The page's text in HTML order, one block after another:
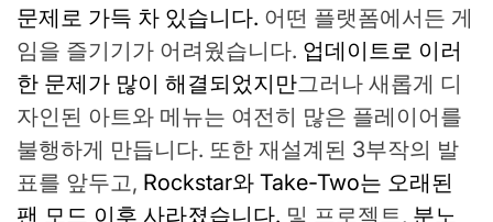
문제로 가득 차 있습니다. 어떤 플랫폼에서든 게
임을 즐기기가 어려웠습니다. 업데이트로 이러
한 문제가 많이 해결되었지만그러나 새롭게 디
자인된 아트와 메뉴는 여전히 많은 플레이어를
불행하게 만듭니다. 또한 재설계된 3부작의 발
표를 앞두고, Rockstar와 Take-Two는 오래된
팬 모드 이후 사라졌습니다. 및 프로젝트, 분노